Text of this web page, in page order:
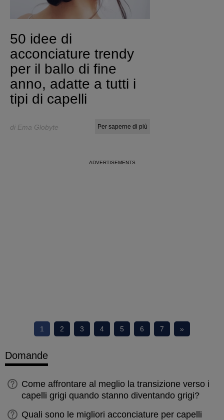
50 idee di
acconciature trendy
per il ballo di fine
anno, adatte a tutti i
tipi di capelli
di Ema Globyte Per saperne di più
1 2 3 4 5 6 7 »
Domande
Come affrontare al meglio la transizione verso i
capelli grigi quando stanno diventando grigi?
Quali sono le migliori acconciature per capelli